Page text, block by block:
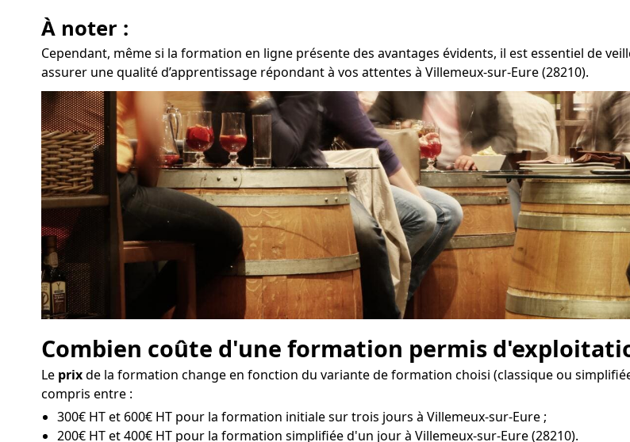
À noter :
Cependant, même si la formation en ligne présente des avantages évidents, il est essentiel de
assurer une qualité d’apprentissage répondant à vos attentes à Villemeux-sur-Eure (28210).
Combien coûte d'une formation permis
Le prixde la formation change en fonction du variante de formation choisi (classique ou
compris entre :
300€ HT et 600€ HT pour la formation initiale sur trois jours à Villemeux-sur-Eure ;
200€ HT et 400€ HT pour la formation simplifiée d'un jour à Villemeux-sur-Eure (28210).